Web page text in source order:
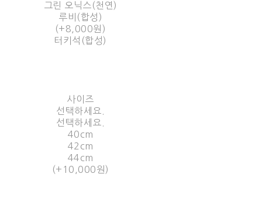
그린 오닉스(천연)
루비(합성)
(+8,000원)
터키석(합성)
사이즈
선택하세요.
선택하세요.
40cm
42cm
44cm
(+10,000원)